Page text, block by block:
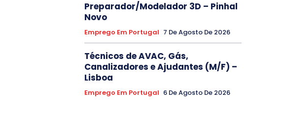
Preparador/Modelador 3D – Pinhal
Novo
Emprego Em Portugal 7 De Agosto De 2026
Técnicos de AVAC, Gás,
Canalizadores e Ajudantes (M/F) –
Lisboa
Emprego Em Portugal 6 De Agosto De 2026